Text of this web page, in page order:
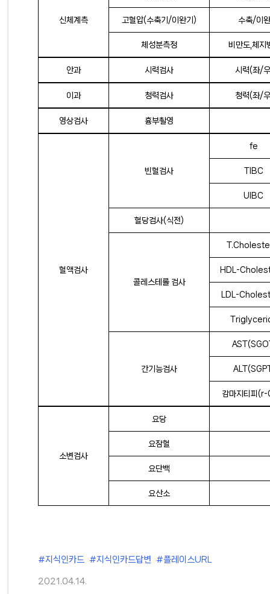
신체계측 고혈압(수축기/이완기) 수축/이완
체성분측정 비만도,체지
안과 시력검사 시력(좌/
이과 청력검사 청력(좌/
영상검사 흉부촬영
혈액검사
빈혈검사
fe
TIBC
UIBC
혈당검사(식전)
콜레스테롤 검사
HDL-
LDL-
간기능검사
감마지티피
소변검사
요당
요잠혈
요단백
요산소
#지식인카드 #지식인카드답변 #플레이스URL
2021.04.14.